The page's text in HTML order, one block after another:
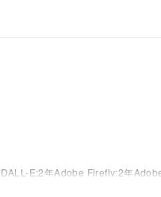
DALL-E:2年Adobe Firefly:2年